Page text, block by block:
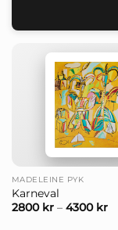
MADELEINE PYK
Karneval
2800 kr– 4300 kr